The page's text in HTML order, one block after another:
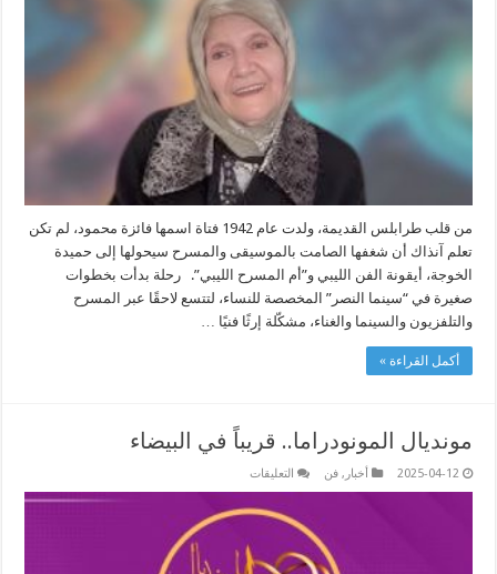
مع
الفن
نقشت
بحروف
من
ذهب
من قلب طرابلس القديمة، ولدت عام 1942 فتاة اسمها فائزة محمود، لم تكن
تعلم آنذاك أن شغفها الصامت بالموسيقى والمسرح سيحولها إلى حميدة
الخوجة، أيقونة الفن الليبي و”أم المسرح الليبي”. رحلة بدأت بخطوات
صغيرة في “سينما النصر” المخصصة للنساء، لتتسع لاحقًا عبر المسرح
والتلفزيون والسينما والغناء، مشكّلة إرثًا فنيًا …
أكمل القراءة »
مونديال المونودراما.. قريباً في البيضاء
2025-04-12 أخبار ,فن التعليقات
قريباً
البيضاء
مغلقة